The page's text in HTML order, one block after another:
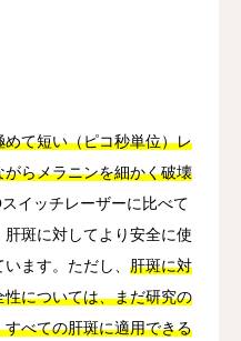
めて短い（ピコ秒単位）レ
らメラニンを細かく破壊
イッチレーザーに比べて
斑に対してより安全に使
ます。ただし、 肝斑に対
については、まだ研究の
べての肝斑に適用できる